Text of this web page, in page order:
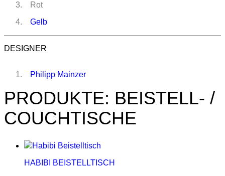
Rot
Gelb
DESIGNER
Philipp Mainzer
PRODUKTE: BEISTELL- /
COUCHTISCHE
HABIBI BEISTELLTISCH